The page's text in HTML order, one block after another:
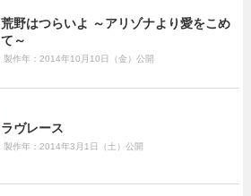
荒野はつらいよ ～アリゾナより愛をこめ
て～
製作年：2014年10月10日（金）公開
ラヴレース
製作年：2014年3月1日（土）公開